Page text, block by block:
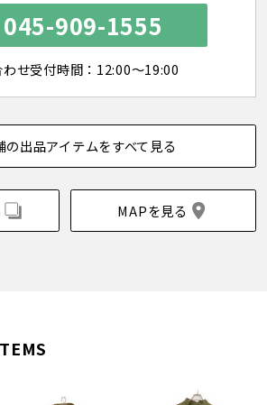
045-909-1555
わせ受付時間：12:00～19:00
の出品アイテムをすべて見る
MAPを見る